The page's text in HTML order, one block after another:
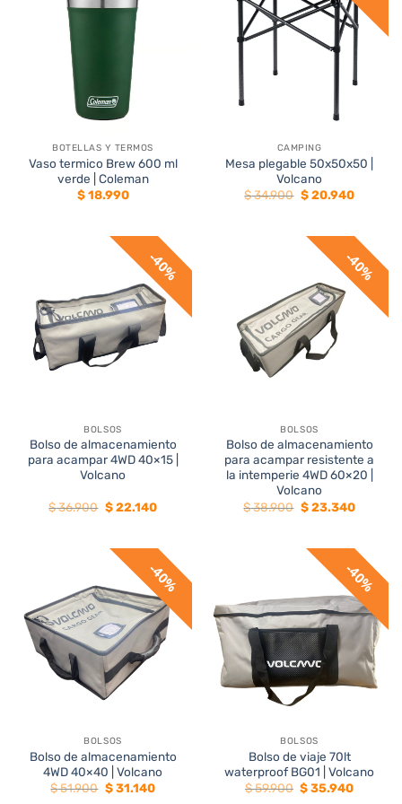
BOTELLAS Y TERMOS
Vaso termico Brew 600 ml
verde | Coleman
$18.990
CAMPING
Mesa plegable 50x50x50 |
Volcano
$34.900 El
precio
$ 34.900.
$20.940El
$
40%
BOLSOS
Bolso de almacenamiento
para acampar 4WD 40×15 |
Volcano
$36.900 El
precio
$ 36.900.
$22.140El
$ 22.140.
40%
BOLSOS
Bolso de almacenamiento
para acampar resistente a
la intemperie 4WD 60×20 |
Volcano
$38.900 El
precio
$ 38.900.
$23.340El
$
40%
BOLSOS
Bolso de almacenamiento
4WD 40×40 | Volcano
$51.900 El
precio
$31.140El
40%
BOLSOS
Bolso de viaje 70lt
waterproof BG01 | Volcano
$59.900 El
precio
$35.940El